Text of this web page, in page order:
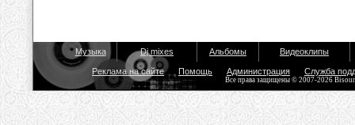
Музыка Dj mixes Альбомы Видеоклипы
Реклама на сайте Помощь Администрация Служба
Все права защищены © 2007-2026